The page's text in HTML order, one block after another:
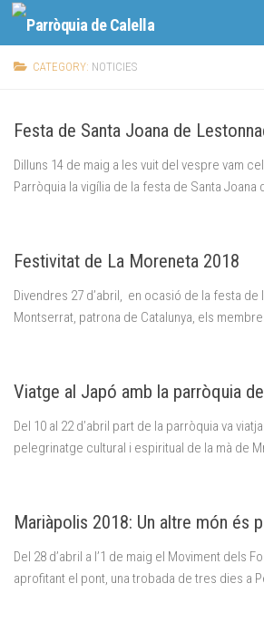
Skip to content
CATEGORY: NOTICIES
Festa de Santa Joana de
Dilluns 14 de maig a les vuit del vespre vam
Parròquia la vigília de la festa de Santa Joana
Festivitat de La Moreneta 2018
Divendres 27 d’abril, en ocasió de la festa de
Montserrat, patrona de Catalunya, els
Viatge al Japó amb la parròquia
Del 10 al 22 d’abril part de la parròquia va
pelegrinatge cultural i espiritual de la mà de
Mariàpolis 2018: Un altre món és
Del 28 d’abril a l’1 de maig el Moviment dels
aprofitant el pont, una trobada de tres dies a